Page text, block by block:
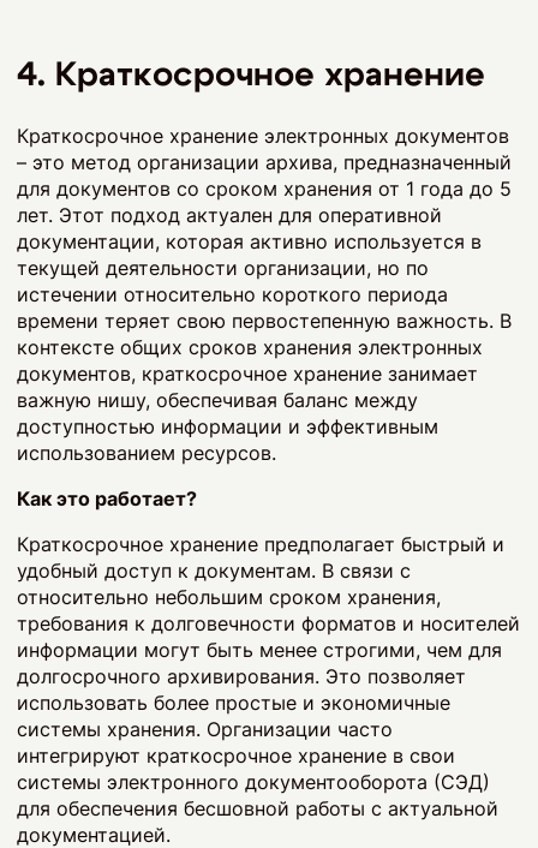
4. Краткосрочное хранение
Краткосрочное хранение электронных документов
– это метод организации архива, предназначенный
для документов со сроком хранения от 1 года до 5
лет. Этот подход актуален для оперативной
документации, которая активно используется в
текущей деятельности организации, но по
истечении относительно короткого периода
времени теряет свою первостепенную важность. В
контексте общих сроков хранения электронных
документов, краткосрочное хранение занимает
важную нишу, обеспечивая баланс между
доступностью информации и эффективным
использованием ресурсов.
Как это работает?
Краткосрочное хранение предполагает быстрый и
удобный доступ к документам. В связи с
относительно небольшим сроком хранения,
требования к долговечности форматов и носителей
информации могут быть менее строгими, чем для
долгосрочного архивирования. Это позволяет
использовать более простые и экономичные
системы хранения. Организации часто
интегрируют краткосрочное хранение в свои
системы электронного документооборота (СЭД)
для обеспечения бесшовной работы с актуальной
документацией.